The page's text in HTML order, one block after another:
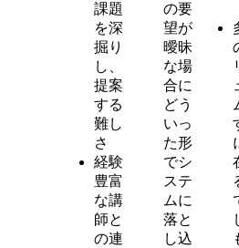
課題
を深
掘り
し、
提案
する
難し
さ
経験
豊富
な講
師と
の連
の要
望が
曖昧
な場
合に
どう
いっ
た形
でシ
ステ
ムに
落と
し込